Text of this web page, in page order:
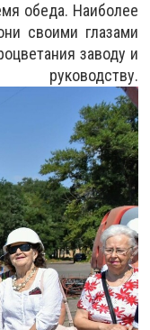
обеда. Наиболее
своими глазами
заводу и